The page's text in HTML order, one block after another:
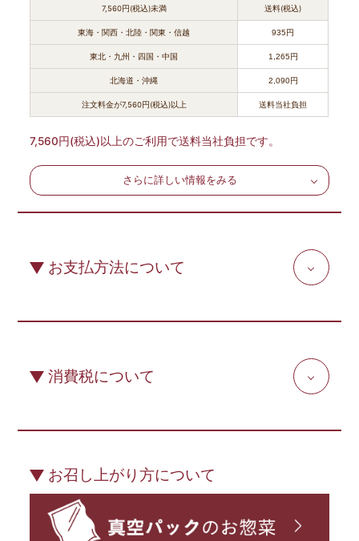
7,560円(税込)未満 送料(税込)
東海・関西・北陸・関東・信越 935円
東北・九州・四国・中国 1,265円
北海道・沖縄 2,090円
注文料金が7,560円(税込)以上 送料当社負担
7,560円(税込)以上のご利用で送料当社負担です。
さらに詳しい情報をみる
お支払方法について
消費税について
お召し上がり方について